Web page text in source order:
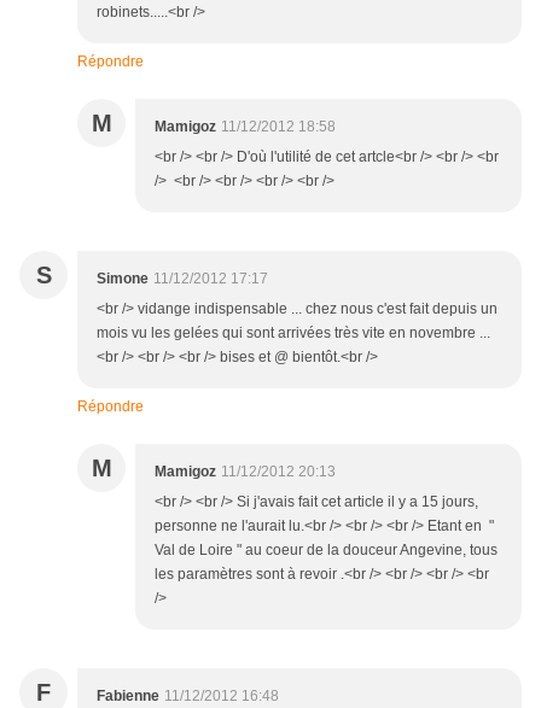
robinets.....<br />
Répondre
M Mamigoz 11/12/2012 18:58
<br /> <br /> D'où l'utilité de cet artcle<br /> <br /> <br
/> <br /> <br /> <br /> <br />
S Simone 11/12/2012 17:17
<br /> vidange indispensable ... chez nous c'est fait depuis un
mois vu les gelées qui sont arrivées très vite en novembre ...
<br /> <br /> <br /> bises et @ bientôt.<br />
Répondre
M Mamigoz 11/12/2012 20:13
<br /> <br /> Si j'avais fait cet article il y a 15 jours,
personne ne l'aurait lu.<br /> <br /> <br /> Etant en "
Val de Loire " au coeur de la douceur Angevine, tous
les paramètres sont à revoir .<br /> <br /> <br /> <br
/>
F Fabienne 11/12/2012 16:48